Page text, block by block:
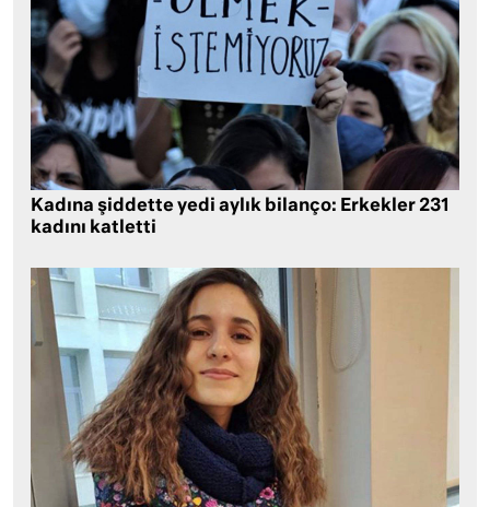
Kadına şiddette yedi aylık bilanço: Erkekler 231
kadını katletti